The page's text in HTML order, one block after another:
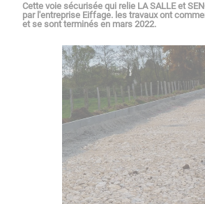
Cette voie sécurisée qui relie LA SALLE et
par l'entreprise Eiffage. les travaux ont
et se sont terminés en mars 2022.